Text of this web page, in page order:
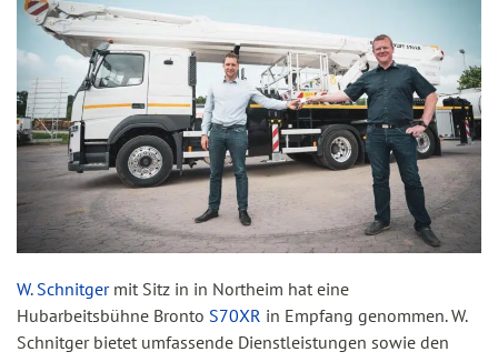
W. Schnitgermit Sitz in in Northeim hat eine
Hubarbeitsbühne Bronto S70XR in Empfang genommen. W.
Schnitger bietet umfassende Dienstleistungen sowie den